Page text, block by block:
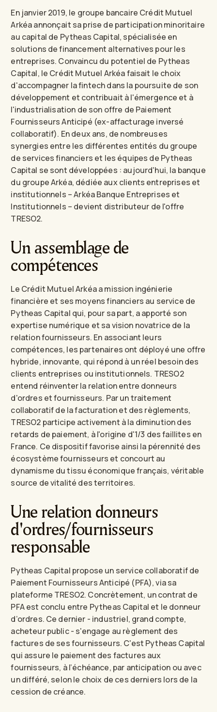
En janvier 2019, le groupe bancaire Crédit Mutuel
Arkéa annonçait sa prise de participation minoritaire
au capital de Pytheas Capital, spécialisée en
solutions de financement alternatives pour les
entreprises. Convaincu du potentiel de Pytheas
Capital, le Crédit Mutuel Arkéa faisait le choix
d'accompagner la fintech dans la poursuite de son
développement et contribuait à l'émergence et à
l'industrialisation de son offre de Paiement
Fournisseurs Anticipé (ex-affacturage inversé
collaboratif). En deux ans, de nombreuses
synergies entre les différentes entités du groupe
de services financiers et les équipes de Pytheas
Capital se sont développées : aujourd'hui, la banque
du groupe Arkéa, dédiée aux clients entreprises et
institutionnels – Arkéa Banque Entreprises et
Institutionnels – devient distributeur de l'offre
TRESO2.
Un assemblage de
compétences
Le Crédit Mutuel Arkéa a mission ingénierie
financière et ses moyens financiers au service de
Pytheas Capital qui, pour sa part, a apporté son
expertise numérique et sa vision novatrice de la
relation fournisseurs. En associant leurs
compétences, les partenaires ont déployé une offre
hybride, innovante, qui répond à un réel besoin des
clients entreprises ou institutionnels. TRESO2
entend réinventer la relation entre donneurs
d'ordres et fournisseurs. Par un traitement
collaboratif de la facturation et des règlements,
TRESO2 participe activement à la diminution des
retards de paiement, à l'origine d'1/3 des faillites en
France. Ce dispositif favorise ainsi la pérennité des
écosystème fournisseurs et concourt au
dynamisme du tissu économique français, véritable
source de vitalité des territoires.
Une relation donneurs
d'ordres/fournisseurs
responsable
Pytheas Capital propose un service collaboratif de
Paiement Fournisseurs Anticipé (PFA), via sa
plateforme TRESO2. Concrètement, un contrat de
PFA est conclu entre Pytheas Capital et le donneur
d’ordres. Ce dernier - industriel, grand compte,
acheteur public - s'engage au règlement des
factures de ses fournisseurs. C'est Pytheas Capital
qui assure le paiement des factures aux
fournisseurs, à l’échéance, par anticipation ou avec
un différé, selon le choix de ces derniers lors de la
cession de créance.